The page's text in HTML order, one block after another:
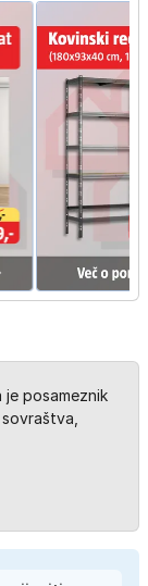
je posameznik